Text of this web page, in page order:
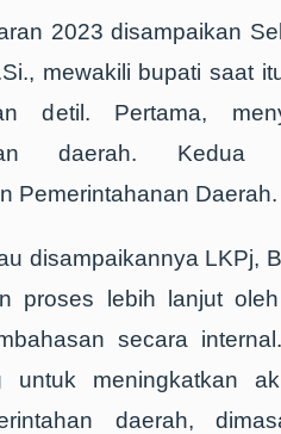
2023 disampaikan
mewakili bupati saat
detil. Pertama,
daerah. Kedua
Pemerintahanan Daerah.
disampaikannya LKPj,
proses lebih lanjut
secara
untuk meningkatkan
daerah,